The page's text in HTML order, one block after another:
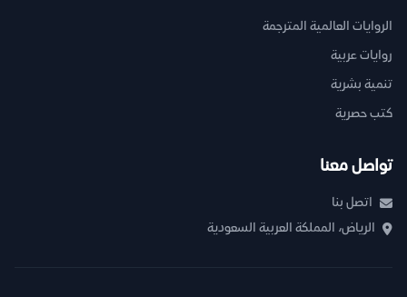
الروايات العالمية المترجمة
روايات عربية
تنمية بشرية
كتب حصرية
تواصل معنا
اتصل بنا
الرياض، المملكة العربية السعودية